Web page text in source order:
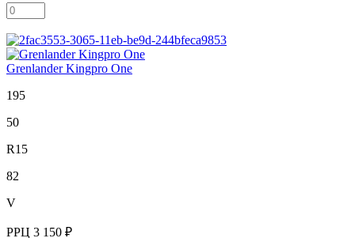
Grenlander Kingpro One
195
50
R15
82
V
РРЦ 3 150 ₽